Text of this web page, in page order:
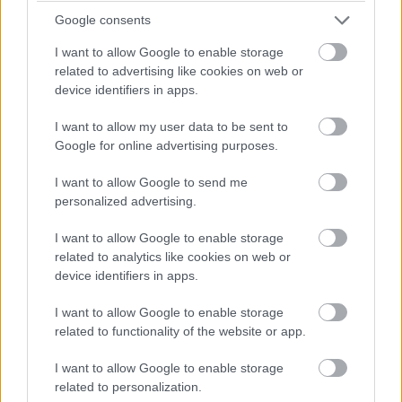
Google consents
I want to allow Google to enable storage
related to advertising like cookies on web or
device identifiers in apps.
I want to allow my user data to be sent to
Google for online advertising purposes.
I want to allow Google to send me
personalized advertising.
I want to allow Google to enable storage
related to analytics like cookies on web or
device identifiers in apps.
I want to allow Google to enable storage
related to functionality of the website or app.
I want to allow Google to enable storage
related to personalization.
Feliratkozom
#hbo max #constantine
#gangs of london
Ősszel fut be a Borzalmak
városa a mozikba
Molnár Dávid |2022 április 24. 11:00